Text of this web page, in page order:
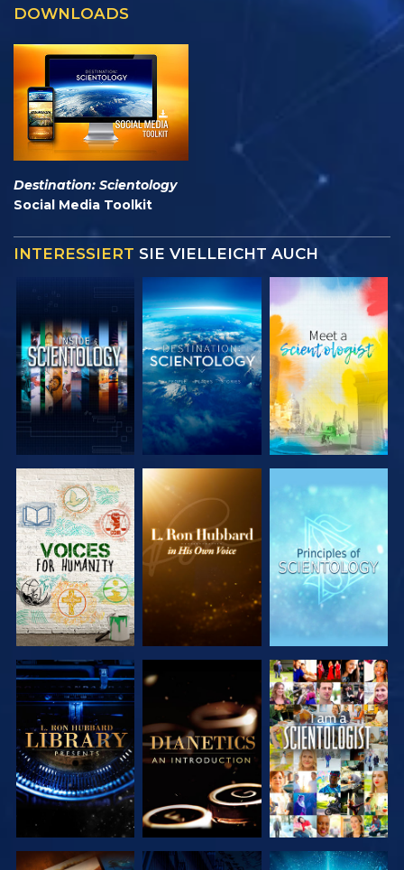
DOWNLOADS
Destination: Scientology
Social Media Toolkit
INTERESSIERT SIE VIELLEICHT AUCH
SERIE
ENTDECKEN
SERIE
ENTDECKEN
SERIE
ENTDECKEN
SERIE
ENTDECKEN
SERIE
ENTDECKEN
ANSEHEN